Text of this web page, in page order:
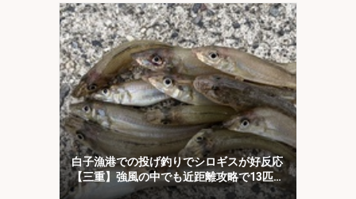
白子漁港での投げ釣りでシロギスが好反応
【三重】強風の中でも近距離攻略で13匹キ
ャッチ